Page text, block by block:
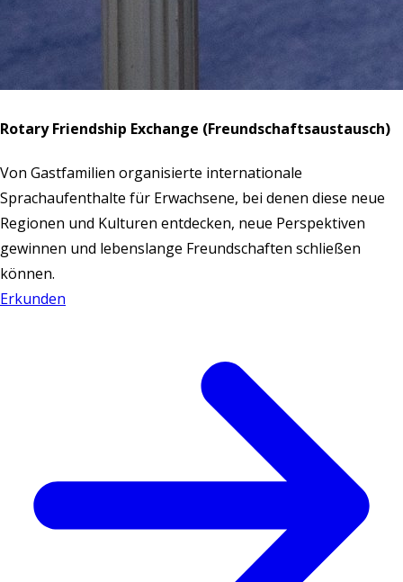
Rotary Friendship Exchange (Freundschaftsaustausch)
Von Gastfamilien organisierte internationale
Sprachaufenthalte für Erwachsene, bei denen diese neue
Regionen und Kulturen entdecken, neue Perspektiven
gewinnen und lebenslange Freundschaften schließen
können.
Erkunden